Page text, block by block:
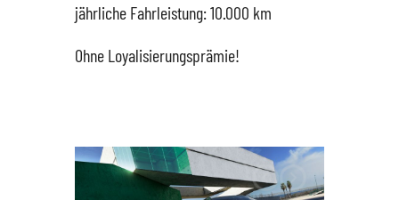
jährliche Fahrleistung: 10.000 km
Ohne Loyalisierungsprämie!